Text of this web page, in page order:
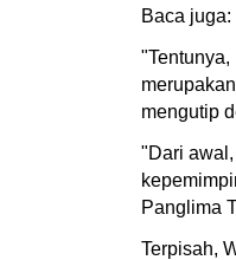
Baca juga:
mengutip
"Dari
Panglima
Terpisah,